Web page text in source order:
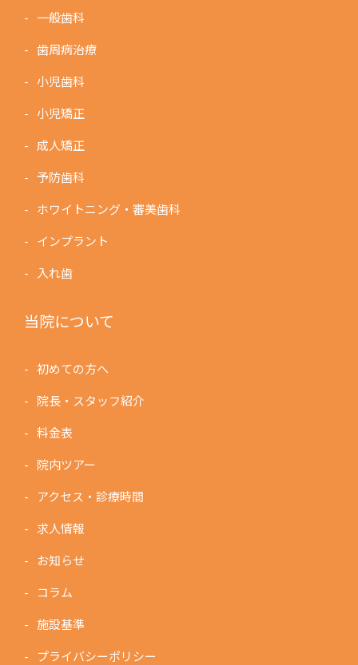
一般歯科
歯周病治療
小児歯科
小児矯正
成人矯正
予防歯科
ホワイトニング・審美歯科
インプラント
入れ歯
当院について
初めての方へ
院長・スタッフ紹介
料金表
院内ツアー
アクセス・診療時間
求人情報
お知らせ
コラム
施設基準
プライバシーポリシー